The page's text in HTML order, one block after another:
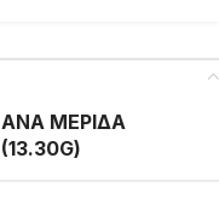
ΑΝΑ ΜΕΡΙΔΑ
(13.30G)